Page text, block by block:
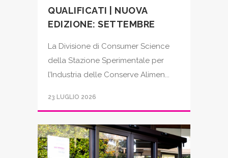
QUALIFICATI | NUOVA
EDIZIONE: SETTEMBRE
La Divisione di Consumer Science
della Stazione Sperimentale per
l’Industria delle Conserve Alimen...
23 LUGLIO 2026